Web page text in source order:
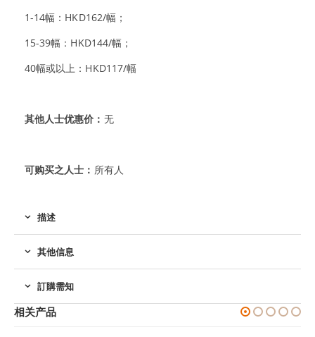
1-14幅：HKD162/幅；
15-39幅：HKD144/幅；
40幅或以上：HKD117/幅
其他人士优惠价： 无
可购买之人士： 所有人
描述
其他信息
訂購需知
相关产品